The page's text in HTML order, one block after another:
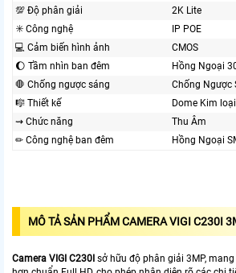
💯 Độ phân giải
2K Lite
✳️ Công nghệ
IP POE
💻 Cảm biến hình ảnh
CMOS
🌔 Tầm nhìn ban đêm
Hồng Ngoại
🛑 Chống ngược sáng
Chống Ngược
🎼️ Thiết kế
Dome Kim
⇝ Chức năng
Thu Âm
✏ Công nghệ ban đêm
Hồng Ngoại
MÔ TẢ SẢN PHẨM CAMERA VIGI C230I
Camera VIGI C230I sở hữu độ phân giải 3MP,